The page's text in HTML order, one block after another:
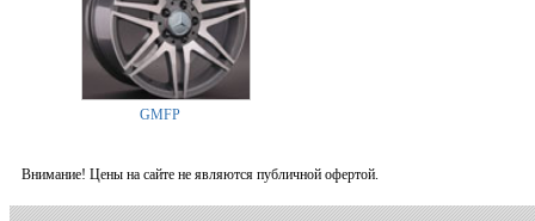
GMFP
Внимание! Цены на сайте не являются публичной офертой.